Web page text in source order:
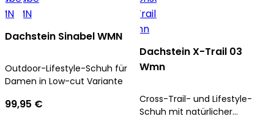
Dachstein Sinabel WMN
Outdoor-Lifestyle-Schuh für
Damen in Low-cut Variante
99,95 €
Dachstein X-Trail 03
Wmn
Cross-Trail- und Lifestyle-
Schuh mit natürlicher